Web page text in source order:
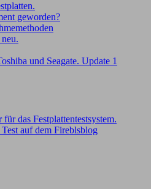
geworden?
und Seagate. Update 1
das Festplattentestsystem.
auf dem Fireblsblog